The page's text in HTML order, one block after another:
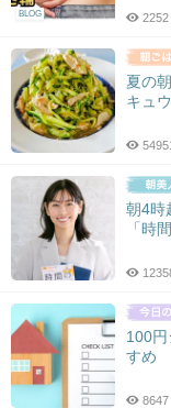
BLOG 2252
夏の
キュウ
朝4時
「時
100
すめ
8647